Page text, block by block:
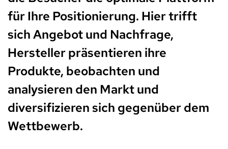
für Ihre Positionierung. Hier trifft
sich Angebot und Nachfrage,
Hersteller präsentieren ihre
Produkte, beobachten und
analysieren den Markt und
diversifizieren sich gegenüber dem
Wettbewerb.